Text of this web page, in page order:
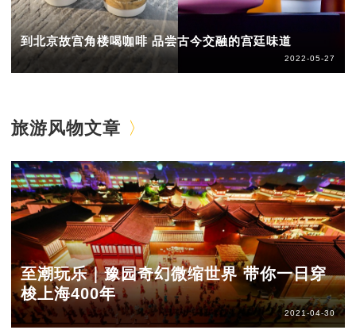
到北京故宫角楼喝咖啡 品尝古今交融的宫廷味道
2022-05-27
旅游风物文章
至潮玩乐｜豫园奇幻微缩世界 带你一日穿
梭上海400年
2021-04-30